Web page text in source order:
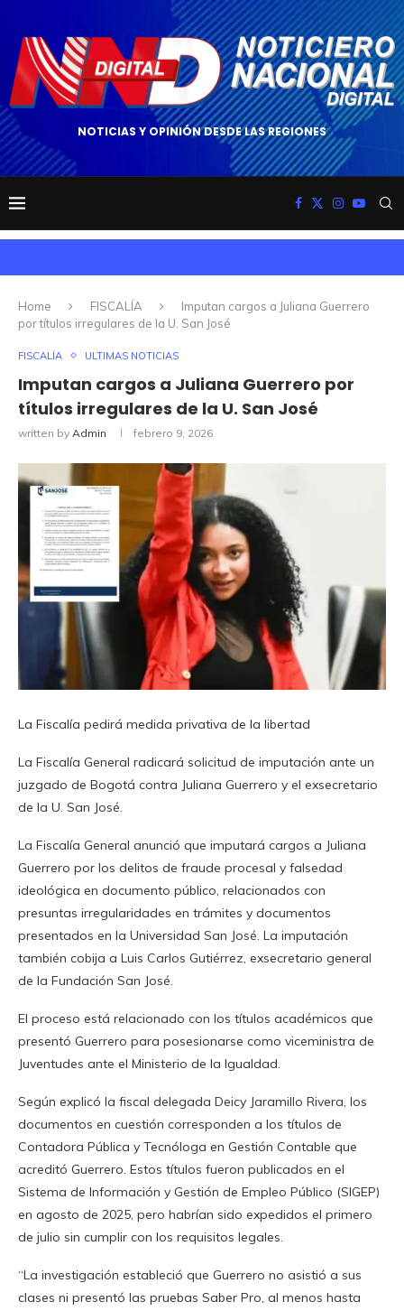
NOTICIAS Y OPINIÓN DESDE LAS REGIONES
Home FISCALÍA
Imputan cargos a Juliana Guerrero
por títulos irregulares de la U. San José
FISCALÍA ULTIMAS NOTICIAS
Imputan cargos a Juliana Guerrero por
títulos irregulares de la U. San José
written by Admin febrero 9, 2026
La Fiscalía pedirá medida privativa de la libertad
La Fiscalía General radicará solicitud de imputación ante un
juzgado de Bogotá contra Juliana Guerrero y el exsecretario
de la U. San José.
La Fiscalía General anunció que imputará cargos a Juliana
Guerrero por los delitos de fraude procesal y falsedad
ideológica en documento público, relacionados con
presuntas irregularidades en trámites y documentos
presentados en la Universidad San José. La imputación
también cobija a Luis Carlos Gutiérrez, exsecretario general
de la Fundación San José.
El proceso está relacionado con los títulos académicos que
presentó Guerrero para posesionarse como viceministra de
Juventudes ante el Ministerio de la Igualdad.
Según explicó la fiscal delegada Deicy Jaramillo Rivera, los
documentos en cuestión corresponden a los títulos de
Contadora Pública y Tecnóloga en Gestión Contable que
acreditó Guerrero. Estos títulos fueron publicados en el
Sistema de Información y Gestión de Empleo Público (SIGEP)
en agosto de 2025, pero habrían sido expedidos el primero
de julio sin cumplir con los requisitos legales.
“La investigación estableció que Guerrero no asistió a sus
clases ni presentó las pruebas Saber Pro, al menos hasta